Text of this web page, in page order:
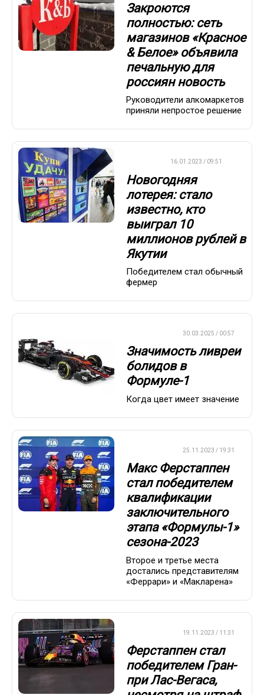
Закроются
полностью: сеть
магазинов «Красное
& Белое» объявила
печальную для
россиян новость
Руководители алкомаркетов
приняли непростое решение
16.01.2023 / 09:51
Новогодняя
лотерея: стало
известно, кто
выиграл 10
миллионов рублей в
Якутии
Победителем стал обычный
фермер
30.03.2025 / 00:57
Значимость ливреи
болидов в
Формуле-1
Когда цвет имеет значение
25.11.2023 / 19:31
Макс Ферстаппен
стал победителем
квалификации
заключительного
этапа «Формулы-1»
сезона-2023
Второе и третье места
достались представителям
«Феррари» и «Макларена»
19.11.2023 / 11:31
Ферстаппен стал
победителем Гран-
при Лас-Вегаса,